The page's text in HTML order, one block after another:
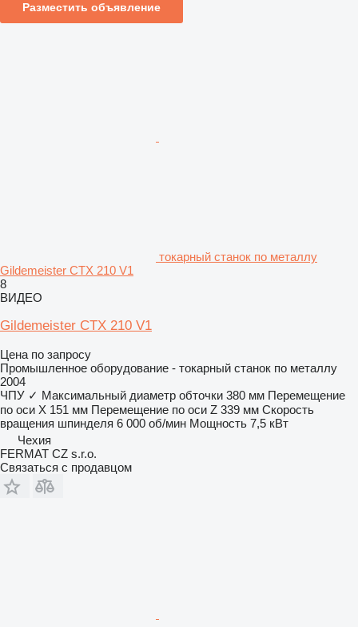
Разместить объявление
токарный станок по металлу
Gildemeister CTX 210 V1
8
ВИДЕО
Gildemeister CTX 210 V1
Цена по запросу
Промышленное оборудование - токарный станок по металлу
2004
ЧПУ ✓ Максимальный диаметр обточки 380 мм Перемещение
по оси X 151 мм Перемещение по оси Z 339 мм Скорость
вращения шпинделя 6 000 об/мин Мощность 7,5 кВт
Чехия
FERMAT CZ s.r.o.
Связаться с продавцом